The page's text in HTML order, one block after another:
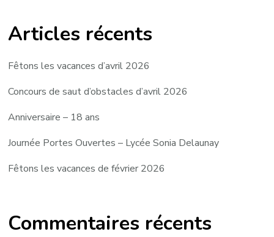
Articles récents
Fêtons les vacances d’avril 2026
Concours de saut d’obstacles d’avril 2026
Anniversaire – 18 ans
Journée Portes Ouvertes – Lycée Sonia Delaunay
Fêtons les vacances de février 2026
Commentaires récents